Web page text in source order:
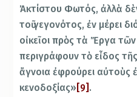
Ἀκτίστου Φωτός, ἀλλὰ
τοῦ γεγονότος, ἐν μέρει
οἰκεῖοι πρὸς τὰ Ἔργα
περιγράφουν τὸ εἶδος
ἄγνοια ἐφρούρει αὐτοὺς
κενοδοξίας» [9] .